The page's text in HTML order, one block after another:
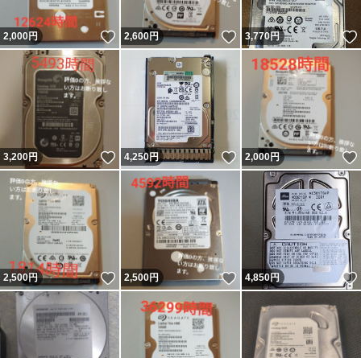
2,000円 いいね！
2,600円 いいね！
3,770円
3,200円 いいね！
4,250円 いいね！
2,000円
2,500円 いいね！
2,500円 いいね！
4,850円